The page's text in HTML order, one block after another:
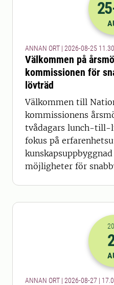
25
ANNAN ORT | 2026-08-25
Välkommen på
kommissionen för
lövträd
Välkommen till
kommissionens
tvådagars lunch-till-
fokus på
möjligheter för
ANNAN ORT | 2026-08-27 |